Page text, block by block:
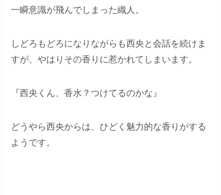
一瞬意識が飛んでしまった織人。
しどろもどろになりながらも西央と会話を続けま
すが、やはりその香りに惹かれてしまいます。
『西央くん、香水？つけてるのかな』
どうやら西央からは、ひどく魅力的な香りがする
ようです。